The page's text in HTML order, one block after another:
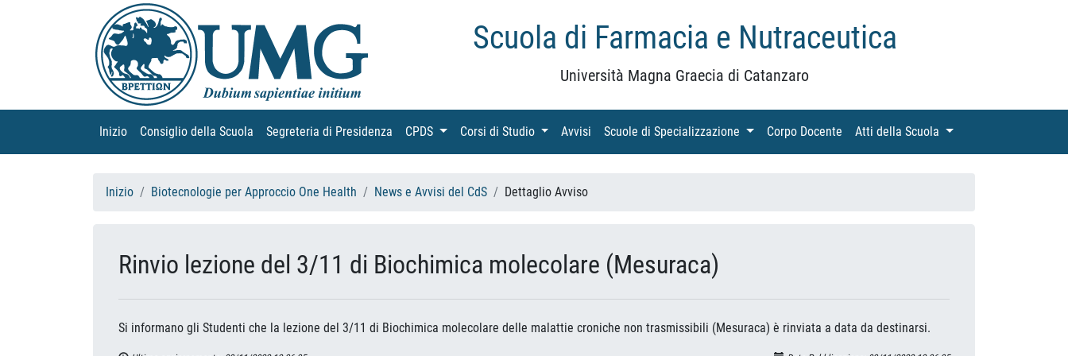
Scuola di Farmacia e Nutraceutica
Università Magna Graecia di Catanzaro
Inizio (current)
Consiglio della Scuola (current)
Segreteria di Presidenza (current)
CPDS (current)Corsi di Studio (current)
Avvisi (current)
Scuole di Specializzazione (current)Corpo Docente (current)
Atti della Scuola (current)
Inizio Biotecnologie per Approccio One Health News e Avvisi del CdS Dettaglio Avviso
Rinvio lezione del 3/11 di Biochimica molecolare (Mesuraca)
Si informano gli Studenti che la lezione del 3/11 di Biochimica molecolare delle malattie croniche non trasmissibili (Mesuraca) è rinviata a data da destinarsi.